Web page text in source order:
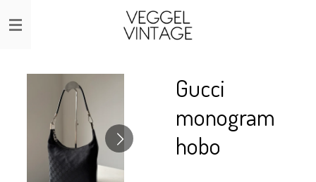
Ga
direct
hoofdinhoud
Gucci
monogram
hobo